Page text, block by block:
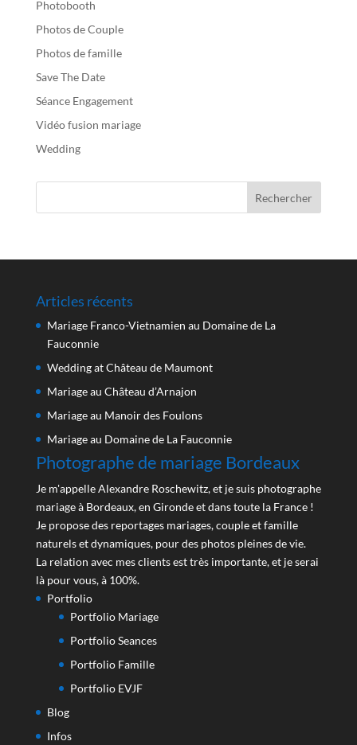
Photobooth
Photos de Couple
Photos de famille
Save The Date
Séance Engagement
Vidéo fusion mariage
Wedding
Articles récents
Mariage Franco-Vietnamien au Domaine de La
Fauconnie
Wedding at Château de Maumont
Mariage au Château d’Arnajon
Mariage au Manoir des Foulons
Mariage au Domaine de La Fauconnie
Photographe de mariage Bordeaux
Je m'appelle Alexandre Roschewitz, et je suis photographe
mariage à Bordeaux, en Gironde et dans toute la France !
Je propose des reportages mariages, couple et famille
naturels et dynamiques, pour des photos pleines de vie.
La relation avec mes clients est très importante, et je serai
là pour vous, à 100%.
Portfolio
Portfolio Mariage
Portfolio Seances
Portfolio Famille
Portfolio EVJF
Blog
Infos